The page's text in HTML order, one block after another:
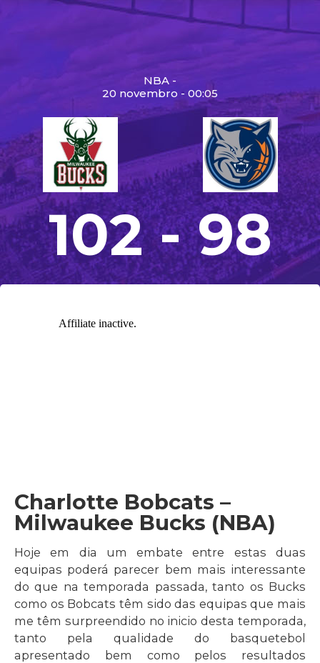
NBA -
20 novembro - 00:05
102 - 98
Charlotte Bobcats –
Milwaukee Bucks (NBA)
Hoje em dia um embate entre estas duas
equipas poderá parecer bem mais interessante
do que na temporada passada, tanto os Bucks
como os Bobcats têm sido das equipas que mais
me têm surpreendido no inicio desta temporada,
tanto pela qualidade do basquetebol
apresentado bem como pelos resultados